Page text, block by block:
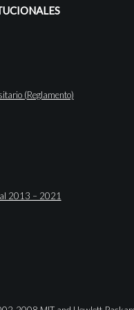
(Reglamento)
2013 – 2021